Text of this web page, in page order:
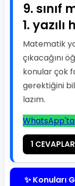
9. sınıf
1.
Matematik
çıkacağını
konular çok
gerektiğini
lazım.
1
✨ Konuları